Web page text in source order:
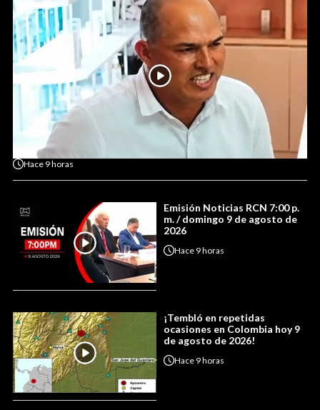
Hace 9 horas
Emisión Noticias RCN 7:00 p.
m. / domingo 9 de agosto de
2026
Hace 9 horas
¡Tembló en repetidas
ocasiones en Colombia hoy 9
de agosto de 2026!
Hace 9 horas